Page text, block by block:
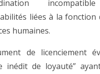
liées à la fonction
humaines.
de licenciement
inédit de loyauté”